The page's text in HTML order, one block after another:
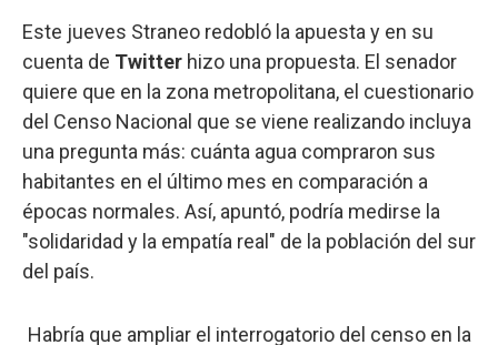
Este jueves Straneo redobló la apuesta y en su
cuenta de Twitter hizo una propuesta. El senador
quiere que en la zona metropolitana, el cuestionario
del Censo Nacional que se viene realizando incluya
una pregunta más: cuánta agua compraron sus
habitantes en el último mes en comparación a
épocas normales. Así, apuntó, podría medirse la
"solidaridad y la empatía real" de la población del sur
del país.
Habría que ampliar el interrogatorio del censo en la